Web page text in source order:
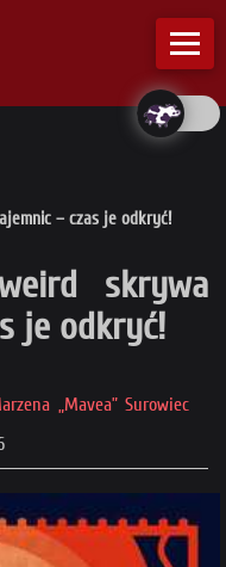
– czas je odkryć!
skrywa
je odkryć!
„Mavea” Surowiec